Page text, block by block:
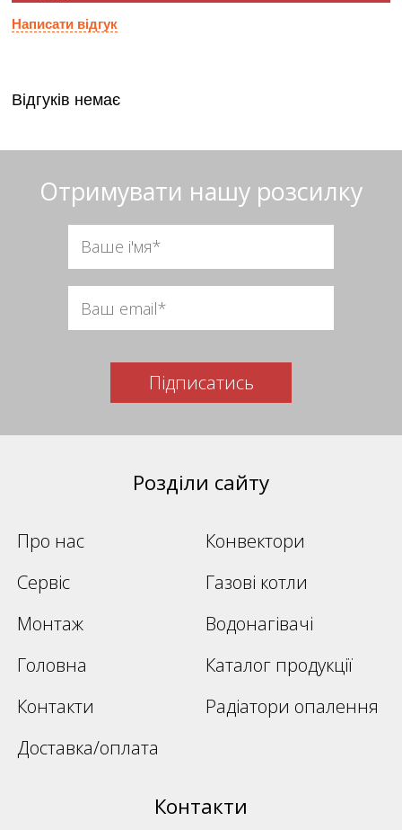
Написати відгук
Відгуків немає
Отримувати нашу розсилку
Підписатись
Розділи сайту
Про нас
Конвектори
Сервіс
Газові котли
Монтаж
Водонагівачі
Головна
Каталог продукції
Контакти
Радіатори опалення
Доставка/оплата
Контакти